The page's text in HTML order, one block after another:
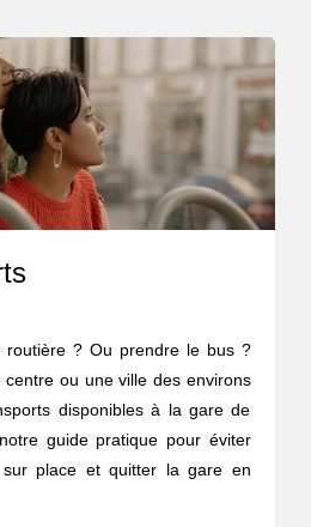
? Ou prendre le bus ?
ou une ville des environs
disponibles à la gare de
guide pratique pour éviter
place et quitter la gare en